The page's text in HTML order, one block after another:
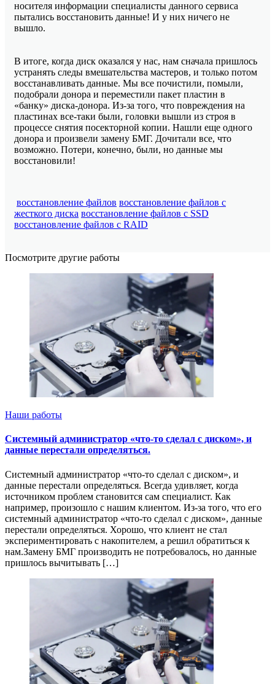
носителя информации специалисты данного сервиса
пытались восстановить данные! И у них ничего не
вышло.
В итоге, когда диск оказался у нас, нам сначала пришлось
устранять следы вмешательства мастеров, и только потом
восстанавливать данные. Мы все почистили, помыли,
подобрали донора и переместили пакет пластин в
«банку» диска-донора. Из-за того, что повреждения на
пластинах все-таки были, головки вышли из строя в
процессе снятия посекторной копии. Нашли еще одного
донора и произвели замену БМГ. Дочитали все, что
возможно. Потери, конечно, были, но данные мы
восстановили!
восстановление файлов восстановление файлов с
жесткого диска восстановление файлов с SSD
восстановление файлов с RAID
Посмотрите другие работы
Наши работы
Системный администратор «что-то сделал с диском», и
данные перестали определяться.
Системный администратор «что-то сделал с диском», и
данные перестали определяться. Всегда удивляет, когда
источником проблем становится сам специалист. Как
например, произошло с нашим клиентом. Из-за того, что его
системный администратор «что-то сделал с диском», данные
перестали определяться. Хорошо, что клиент не стал
экспериментировать с накопителем, а решил обратиться к
нам.Замену БМГ производить не потребовалось, но данные
пришлось вычитывать […]